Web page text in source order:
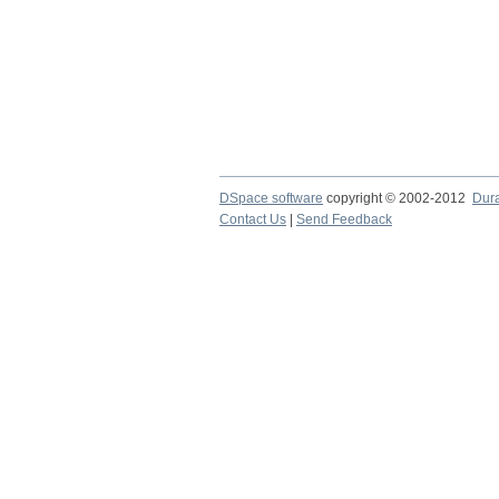
DSpace software copyright © 2002-2012
Contact Us
Send Feedback